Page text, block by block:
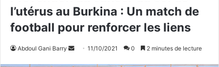
l’utérus au Burkina : Un match de
football pour renforcer les liens
Abdoul Gani Barry 11/10/2021 0 2 minutes de lecture